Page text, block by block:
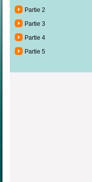
Partie 2
Partie 3
Partie 4
Partie 5